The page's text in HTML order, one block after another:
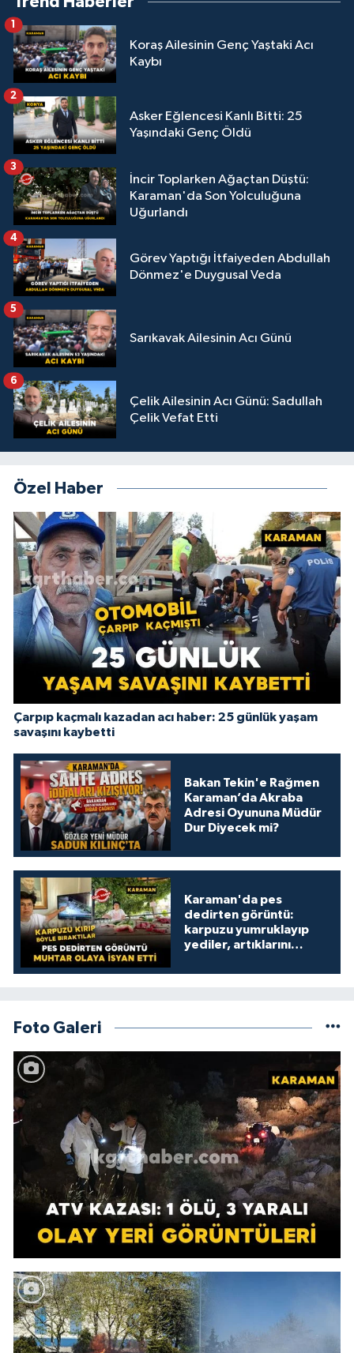
Koraş Ailesinin Genç Yaştaki Acı
Kaybı
1
Asker Eğlencesi Kanlı Bitti: 25
Yaşındaki Genç Öldü
2
İncir Toplarken Ağaçtan Düştü:
Karaman'da Son Yolculuğuna
Uğurlandı
3
Görev Yaptığı İtfaiyeden Abdullah
Dönmez'e Duygusal Veda
4
Sarıkavak Ailesinin Acı Günü
5
Çelik Ailesinin Acı Günü: Sadullah
Çelik Vefat Etti
6
Özel Haber
Çarpıp kaçmalı kazadan acı haber: 25 günlük yaşam
savaşını kaybetti
Bakan Tekin'e Rağmen
Karaman’da Akraba
Adresi Oyununa Müdür
Dur Diyecek mi?
Karaman'da pes
dedirten görüntü:
karpuzu yumruklayıp
yediler, artıklarını
Foto Galeri